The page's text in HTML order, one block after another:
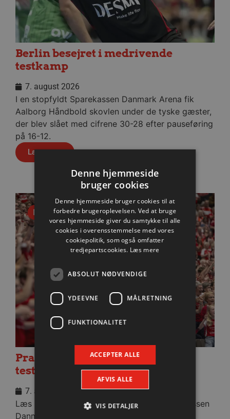
Berlin besejret i medrivende
testkamp
7. august 2026
I en stopfyldt Sparekassen Danmark Arena fik
Aalborg Håndbold skovlen under de tyske gæster,
der blev slået med cifrene 30-28 efter pauseføring
på 16-12.
Læs mere
Nyhed
Praktisk information til dagens
testkamp mod Füchse Berlin
7. august 2026
Læs praktisk info til aftenens kamp i Sparekassen
Danmark Arena.
Denne hjemmeside
bruger cookies
Denne hjemmeside bruger cookies til at
forbedre brugeroplevelsen. Ved at bruge
vores hjemmeside giver du samtykke til alle
cookies i overensstemmelse med vores
cookiepolitik, som også omfatter
tredjepartscookies. Læs mere
ABSOLUT NØDVENDIGE
YDEEVNE MÅLRETNING
FUNKTIONALITET
ACCEPTER ALLE
AFVIS ALLE
VIS DETALJER